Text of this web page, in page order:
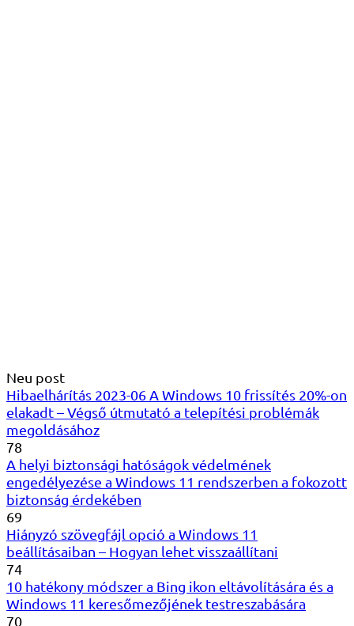
Neu post
Hibaelhárítás 2023-06 A Windows 10 frissítés 20%-on
elakadt – Végső útmutató a telepítési problémák
megoldásához
78
A helyi biztonsági hatóságok védelmének
engedélyezése a Windows 11 rendszerben a fokozott
biztonság érdekében
69
Hiányzó szövegfájl opció a Windows 11
beállításaiban – Hogyan lehet visszaállítani
74
10 hatékony módszer a Bing ikon eltávolítására és a
Windows 11 keresőmezőjének testreszabására
70